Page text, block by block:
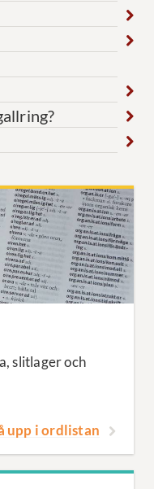
slitlager och
upp i ordlistan